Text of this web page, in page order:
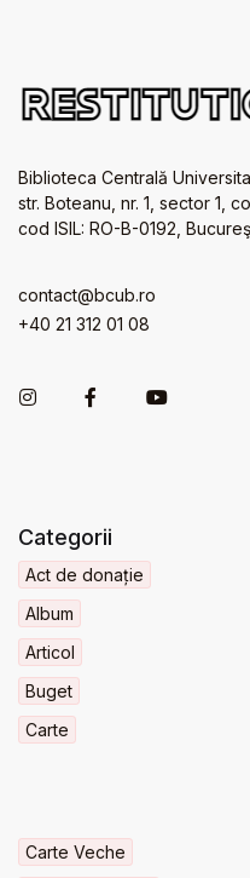
Biblioteca Centrală
str. Boteanu, nr. 1, sector 1,
cod ISIL: RO-B-0192,
contact@bcub.ro
+40 21 312 01 08
Categorii
Act de donație
Album
Articol
Buget
Carte
Carte Veche